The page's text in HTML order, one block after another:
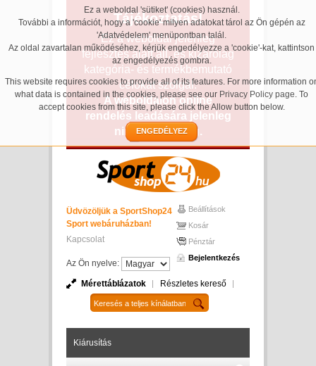
Ez a weboldal 'sütiket' (cookies) használ.
További a információt, hogy a 'cookie' milyen adatokat tárol az Ön gépén az
'Adatvédelem' menüpontban talál.
Az oldal zavartalan működéséhez, kérjük engedélyezze a 'cookie'-kat, kattintson
az engedélyezés gombra.
This website requires cookies to provide all of its features. For more information
what data is contained in the cookies, please see our Privacy Policy page. To
accept cookies from this site, please click the Allow button below.
ENGEDÉLYEZ
Tájékoztatás!
Ez a weboldal jelenleg
fejlesztés alatt áll, és kizárólag
kategória- és termékbemutató
célokat szolgál.
A weboldalon online
rendelés leadására jelenleg
nincs lehetőség.
Üdvözöljük a SportShop24
Sport webáruházban!
Kapcsolat
Az Ön nyelve:
Beállítások
Kosár
Pénztár
Bejelentkezés
Mérettáblázatok Részletes kereső
Kiárusítás